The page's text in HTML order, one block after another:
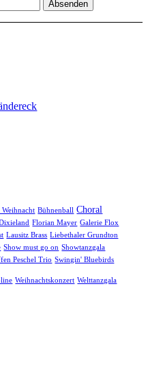
Weihnacht Bühnenball Choral
Florian Mayer Galerie Flox
Lausitz Brass Liebethaler Grundton
Show must go on Showtanzgala
Peschel Trio Swingin' Bluebirds
Weihnachtskonzert Welttanzgala